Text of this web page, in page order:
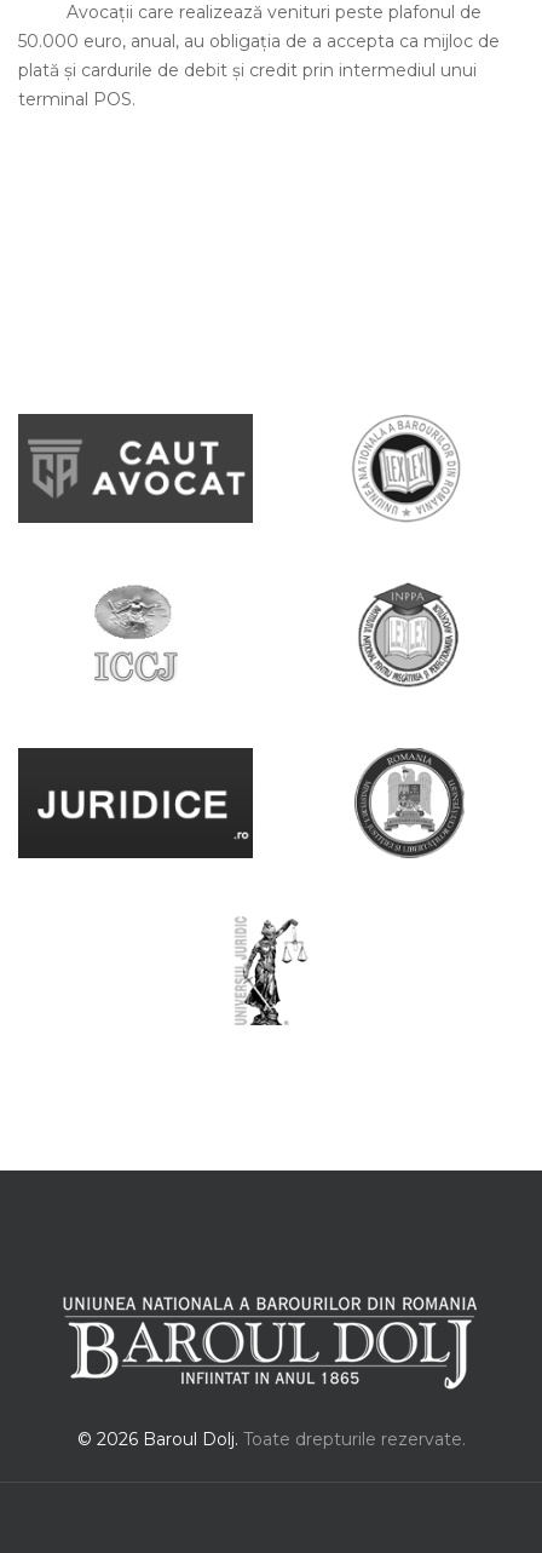
Avocații care realizează venituri peste plafonul de
50.000 euro, anual, au obligația de a accepta ca mijloc de
plată și cardurile de debit și credit prin intermediul unui
terminal POS.
© 2026 Baroul Dolj. Toate drepturile rezervate.